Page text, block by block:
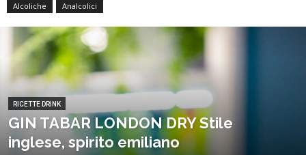
Alcoliche Analcolici
RICETTE DRINK
GIN TABAR LONDON DRY Stile
inglese, spirito emiliano